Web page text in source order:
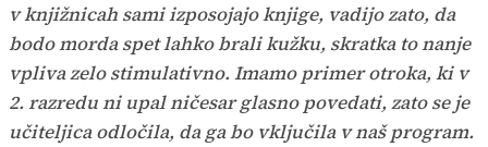
v knjižnicah sami izposojajo knjige, vadijo zato, da
bodo morda spet lahko brali kužku, skratka to nanje
vpliva zelo stimulativno. Imamo primer otroka, ki v
2. razredu ni upal ničesar glasno povedati, zato se je
učiteljica odločila, da ga bo vključila v naš program.